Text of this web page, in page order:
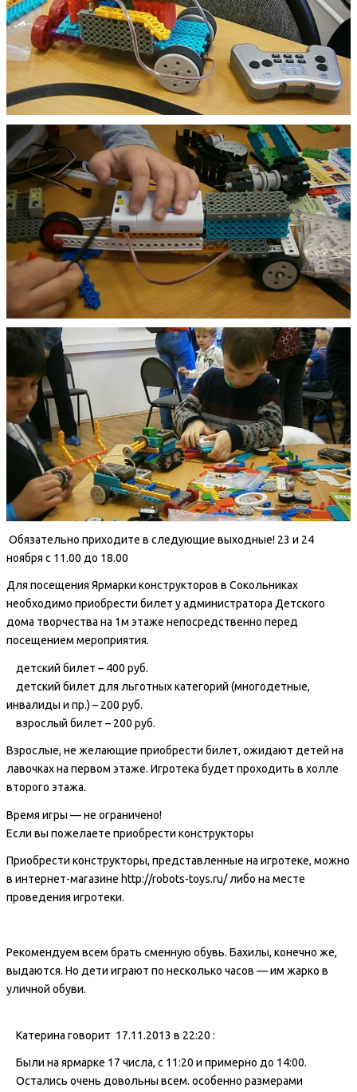
Обязательно приходите в следующие выходные! 23 и 24
ноября с 11.00 до 18.00
Для посещения Ярмарки конструкторов в Сокольниках
необходимо приобрести билет у администратора Детского
дома творчества на 1м этаже непосредственно перед
посещением мероприятия.
детский билет – 400 руб.
детский билет для льготных категорий (многодетные,
инвалиды и пр.) – 200 руб.
взрослый билет – 200 руб.
Взрослые, не желающие приобрести билет, ожидают детей на
лавочках на первом этаже. Игротека будет проходить в холле
второго этажа.
Время игры — не ограничено!
Если вы пожелаете приобрести конструкторы
Приобрести конструкторы, представленные на игротеке, можно
в интернет-магазине http://robots-toys.ru/ либо на месте
проведения игротеки.
Рекомендуем всем брать сменную обувь. Бахилы, конечно же,
выдаются. Но дети играют по несколько часов — им жарко в
уличной обуви.
Катерина говорит 17.11.2013 в 22:20 :
Были на ярмарке 17 числа, с 11:20 и примерно до 14:00.
Остались очень довольны всем. особенно размерами